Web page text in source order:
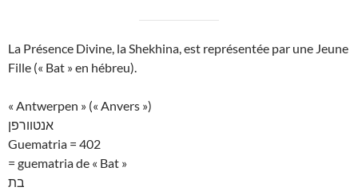
La Présence Divine, la Shekhina, est représentée par une Jeune
Fille (« Bat » en hébreu).
« Antwerpen » (« Anvers »)
אנטוורפן
Guematria = 402
= guematria de « Bat »
בת